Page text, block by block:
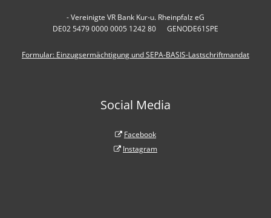
- Vereinigte VR Bank Kur-u. Rheinpfalz eG
DE02 5479 0000 0005 1242 80 GENODE61SPE
Formular: Einzugsermächtigung und SEPA-BASIS-Lastschriftmandat
Social Media
Facebook
Instagram